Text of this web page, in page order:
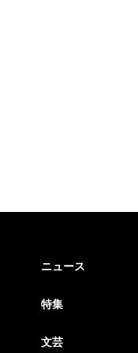
ニュース
特集
文芸